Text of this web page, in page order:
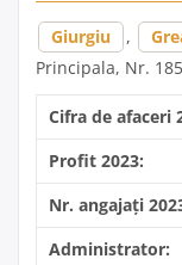
Giurgiu ,
Principala, Nr.
Cifra de afaceri
Profit 2023:
Nr. angajați
Administrator: